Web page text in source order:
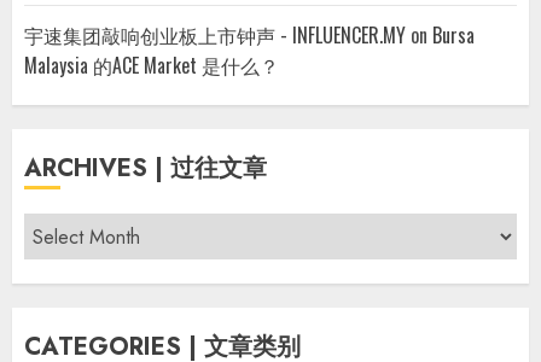
宇速集团敲响创业板上市钟声 - INFLUENCER.MY on Bursa
Malaysia 的ACE Market 是什么？
ARCHIVES | 过往文章
Archives
|
过
文
CATEGORIES | 文章类别